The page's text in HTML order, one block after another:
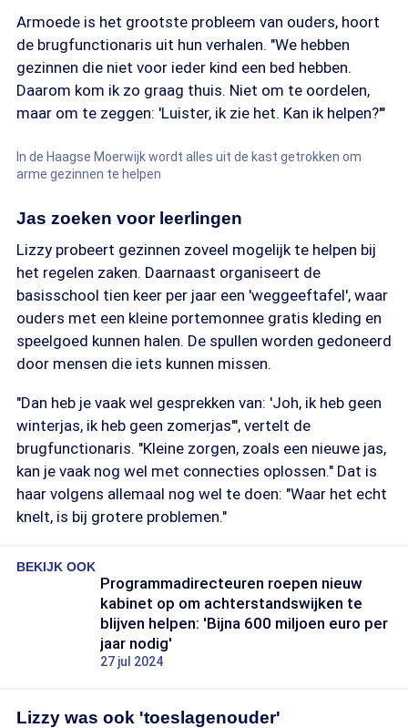
Armoede is het grootste probleem van ouders, hoort
de brugfunctionaris uit hun verhalen. "We hebben
gezinnen die niet voor ieder kind een bed hebben.
Daarom kom ik zo graag thuis. Niet om te oordelen,
maar om te zeggen: 'Luister, ik zie het. Kan ik helpen?'"
In de Haagse Moerwijk wordt alles uit de kast getrokken om
arme gezinnen te helpen
Jas zoeken voor leerlingen
Lizzy probeert gezinnen zoveel mogelijk te helpen bij
het regelen zaken. Daarnaast organiseert de
basisschool tien keer per jaar een 'weggeeftafel', waar
ouders met een kleine portemonnee gratis kleding en
speelgoed kunnen halen. De spullen worden gedoneerd
door mensen die iets kunnen missen.
"Dan heb je vaak wel gesprekken van: 'Joh, ik heb geen
winterjas, ik heb geen zomerjas'", vertelt de
brugfunctionaris. "Kleine zorgen, zoals een nieuwe jas,
kan je vaak nog wel met connecties oplossen." Dat is
haar volgens allemaal nog wel te doen: "Waar het echt
knelt, is bij grotere problemen."
BEKIJK OOK
Programmadirecteuren roepen nieuw
kabinet op om achterstandswijken te
blijven helpen: 'Bijna 600 miljoen euro per
jaar nodig'
27 jul 2024
Lizzy was ook 'toeslagenouder'